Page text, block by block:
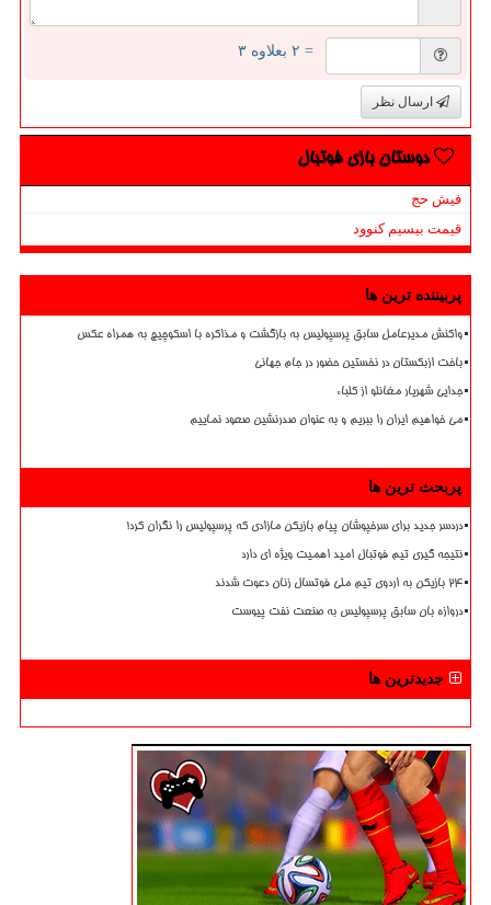
= ۲ بعلاوه ۳
ارسال نظر
دوستان بازی فوتبال
فیش حج
قیمت بیسیم کنوود
پربیننده ترین ها
واکنش مدیرعامل سابق پرسپولیس به بازگشت و مذاکره با اسکوچیچ به همراه عکس
باخت ازبکستان در نخستین حضور در جام جهانی
جدایی شهریار مغانلو از کلباء
می خواهیم ایران را ببریم و به عنوان صدرنشین صعود نماییم
پربحث ترین ها
دردسر جدید برای سرخپوشان پیام بازیکن مازادی که پرسپولیس را نگران کرد!
نتیجه گیری تیم فوتبال امید اهمیت ویژه ای دارد
۲۴ بازیکن به اردوی تیم ملی فوتسال زنان دعوت شدند
دروازه بان سابق پرسپولیس به صنعت نفت پیوست
جدیدترین ها